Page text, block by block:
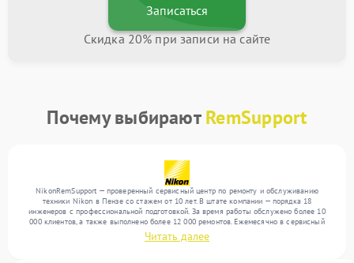
Записаться
Скидка 20% при записи на сайте
Почему выбираютRemSupport
NikonRemSupport — проверенный сервисный центр по ремонту и обслуживанию
техники Nikon в Пензе со стажем от 10 лет. В штате компании — порядка 18
инженеров с профессиональной подготовкой. За время работы обслужено более 10
000 клиентов, а также выполнено более 12 000 ремонтов. Ежемесячно в сервисный
центр поступает свыше 300 единиц техники, включая , , . Мы устраняем поломки
любой сложности и обеспечиваем надежный результат благодаря квалификации
Читать далее